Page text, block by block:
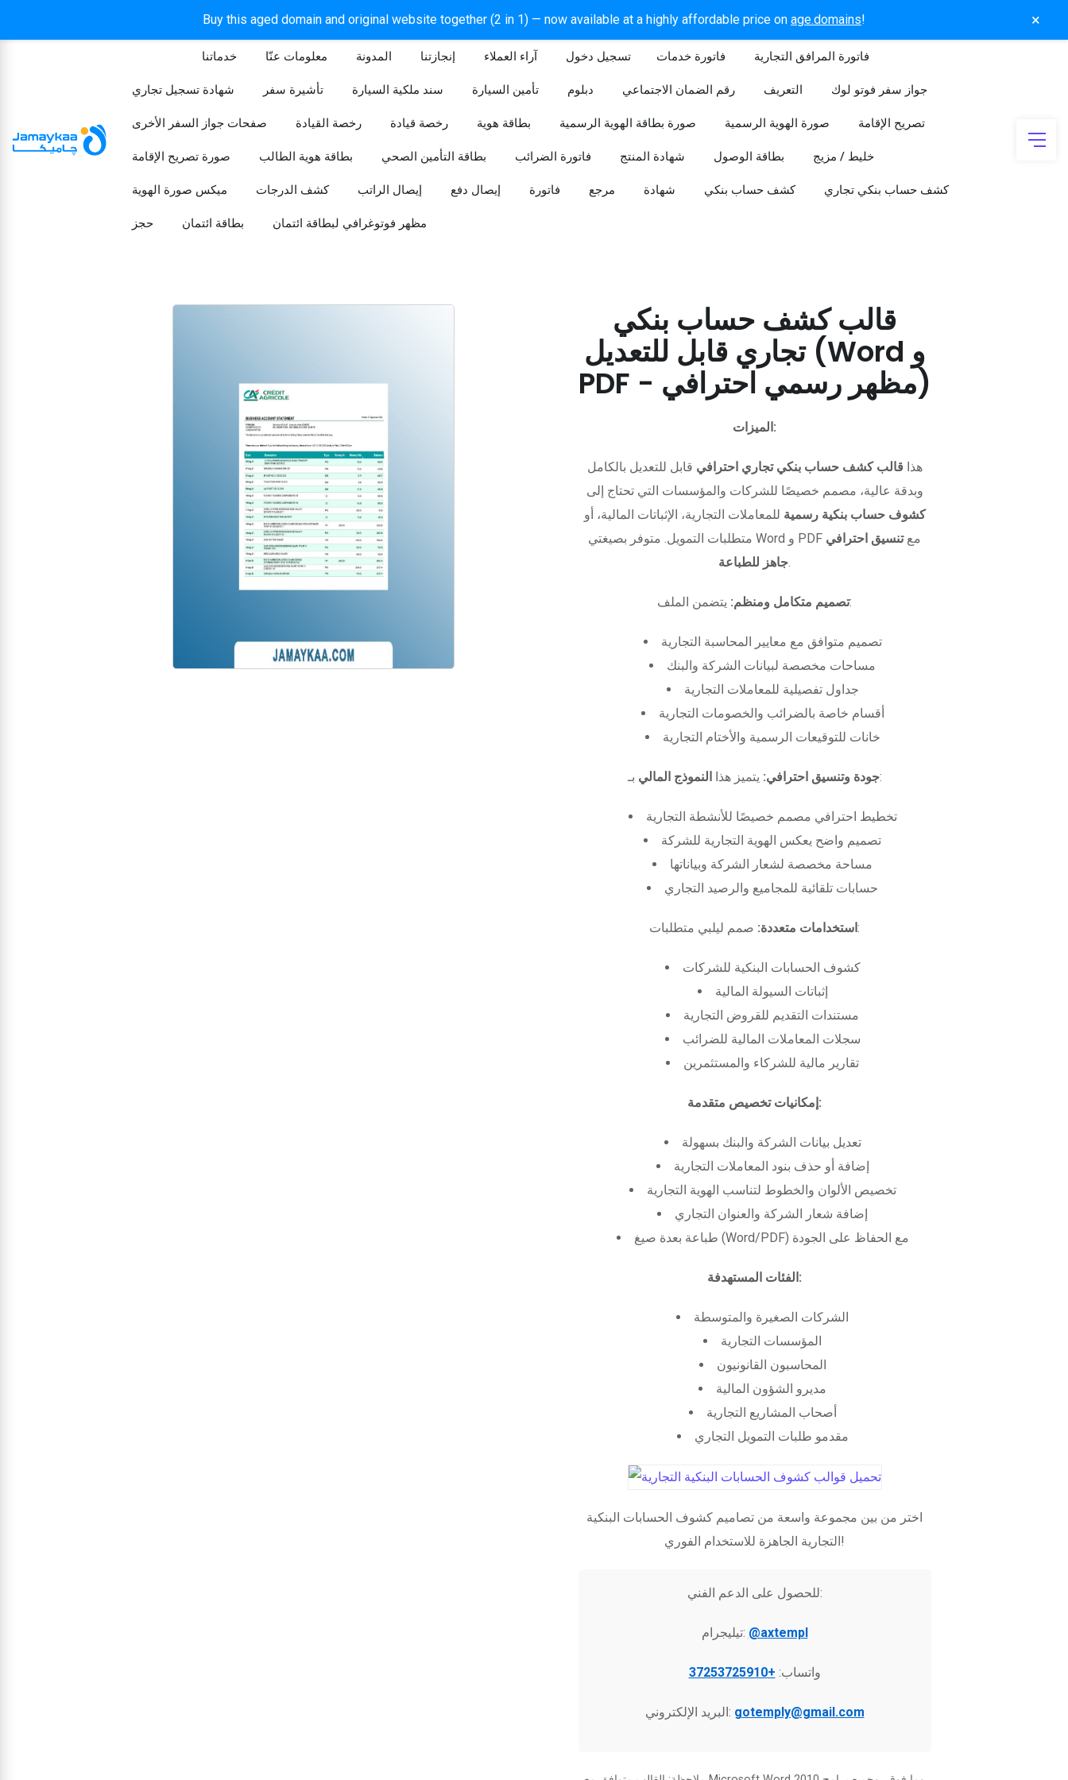
Buy this aged domain and original website together (2 in 1) — now available at a highly affordable price on age.domains! ×
خدماتنا معلومات عنّا المدونة إنجازتنا آراء العملاء تسجيل دخول​ فاتورة خدمات فاتورة المرافق التجارية
شهادة تسجيل تجاري تأشيرة سفر سند ملكية السيارة تأمين السيارة دبلوم رقم الضمان الاجتماعي التعريف جواز سفر فوتو لوك
صفحات جواز السفر الأخرى رخصة القيادة رخصة قيادة بطاقة هوية صورة بطاقة الهوية الرسمية صورة الهوية الرسمية تصريح الإقامة
صورة تصريح الإقامة بطاقة هوية الطالب بطاقة التأمين الصحي فاتورة الضرائب شهادة المنتج بطاقة الوصول خليط / مزيج
ميكس صورة الهوية كشف الدرجات إيصال الراتب إيصال دفع فاتورة مرجع شهادة كشف حساب بنكي كشف حساب بنكي تجاري
حجز بطاقة ائتمان مظهر فوتوغرافي لبطاقة ائتمان
قالب كشف حساب بنكي
تجاري قابل للتعديل (Word و
PDF - مظهر رسمي احترافي)
الميزات:
هذا قالب كشف حساب بنكي تجاري احترافي قابل للتعديل بالكامل
وبدقة عالية، مصمم خصيصًا للشركات والمؤسسات التي تحتاج إلى
كشوف حساب بنكية رسمية للمعاملات التجارية، الإثباتات المالية، أو
متطلبات التمويل. متوفر بصيغتي Word و PDF معتنسيق احترافي
جاهز للطباعة.
تصميم متكامل ومنظم:يتضمن الملف:
تصميم متوافق مع معايير المحاسبة التجارية
مساحات مخصصة لبيانات الشركة والبنك
جداول تفصيلية للمعاملات التجارية
أقسام خاصة بالضرائب والخصومات التجارية
خانات للتوقيعات الرسمية والأختام التجارية
جودة وتنسيق احترافي: يتميز هذا النموذج المالي بـ:
تخطيط احترافي مصمم خصيصًا للأنشطة التجارية
تصميم واضح يعكس الهوية التجارية للشركة
مساحة مخصصة لشعار الشركة وبياناتها
حسابات تلقائية للمجاميع والرصيد التجاري
استخدامات متعددة:صمم ليلبي متطلبات:
كشوف الحسابات البنكية للشركات
إثباتات السيولة المالية
مستندات التقديم للقروض التجارية
سجلات المعاملات المالية للضرائب
تقارير مالية للشركاء والمستثمرين
إمكانيات تخصيص متقدمة:
تعديل بيانات الشركة والبنك بسهولة
إضافة أو حذف بنود المعاملات التجارية
تخصيص الألوان والخطوط لتناسب الهوية التجارية
إضافة شعار الشركة والعنوان التجاري
طباعة بعدة صيغ (Word/PDF) مع الحفاظ على الجودة
الفئات المستهدفة:
الشركات الصغيرة والمتوسطة
المؤسسات التجارية
المحاسبون القانونيون
مديرو الشؤون المالية
أصحاب المشاريع التجارية
مقدمو طلبات التمويل التجاري
اختر من بين مجموعة واسعة من تصاميم كشوف الحسابات البنكية
التجارية الجاهزة للاستخدام الفوري!
للحصول على الدعم الفني:
تيليجرام: @axtempl
واتساب: +37253725910
البريد الإلكتروني: gotemply@gmail.com